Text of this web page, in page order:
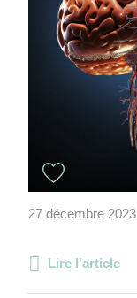
27 décembre 2023
Lire l'article